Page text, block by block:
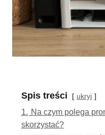
Spis treści ukryj
1. Na czym polega
skorzystać?